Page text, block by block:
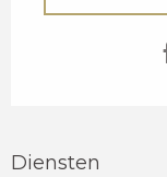
Diensten